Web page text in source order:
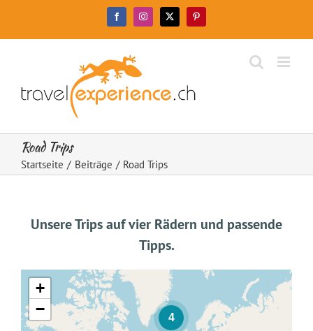
FacebookInstagram
X Pinterest
Road Trips
Startseite Beiträge Road Trips
Unsere Trips auf vier Rädern und passende
Tipps.
4
+
−